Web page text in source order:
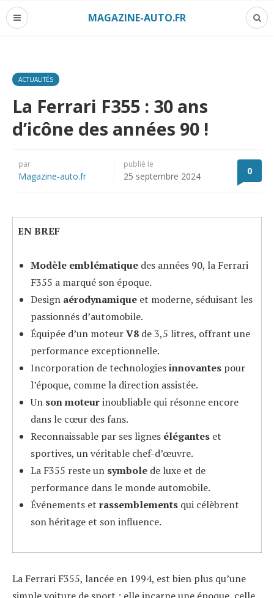
MAGAZINE-AUTO.FR
ACTUALITÉS
La Ferrari F355 : 30 ans
d’icône des années 90 !
par
Magazine-auto.fr
publié le
25 septembre 2024 0
EN BREF
Modèle emblématiquedes années 90, la Ferrari
F355 a marqué son époque.
Design aérodynamiqueet moderne, séduisant les
passionnés d’automobile.
Équipée d’un moteurV8de 3,5 litres, offrant une
performance exceptionnelle.
Incorporation de technologiesinnovantespour
l’époque, comme la direction assistée.
Un son moteurinoubliable qui résonne encore
dans le cœur des fans.
Reconnaissable par ses lignes éléganteset
sportives, un véritable chef-d’œuvre.
La F355 reste un symbolede luxe et de
performance dans le monde automobile.
Événements et rassemblementsqui célèbrent
son héritage et son influence.
La Ferrari F355, lancée en 1994, est bien plus qu’une